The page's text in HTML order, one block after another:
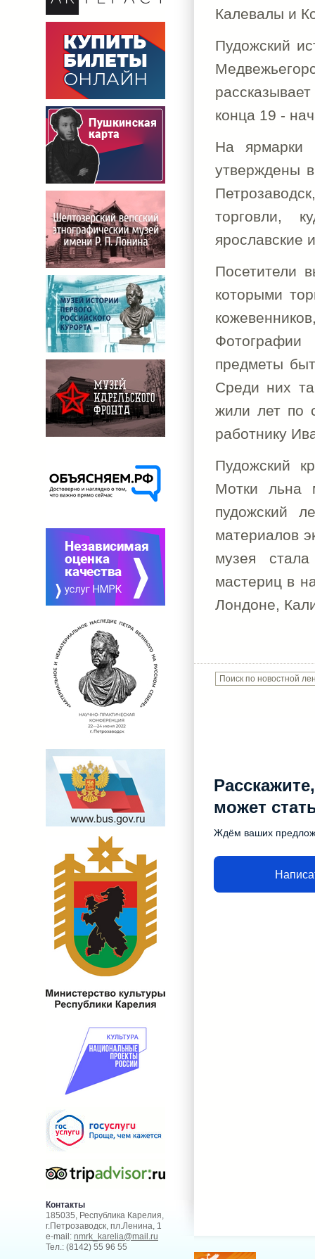
Калевалы и
Пудожский
конца 19 -
На ярмарки
утверждены
торговли,
ярославские
Посетители
которыми
Фотографии
предметы
Среди них
жили лет по
работнику
Пудожский
Мотки льна
пудожский
материалов
музея
мастериц в
Лондоне,
может
Ждём ваших
Контакты
185035, Республика Карелия,
г.Петрозаводск, пл.Ленина, 1
e-mail: nmrk_karelia@mail.ru
Тел.: (8142) 55 96 55